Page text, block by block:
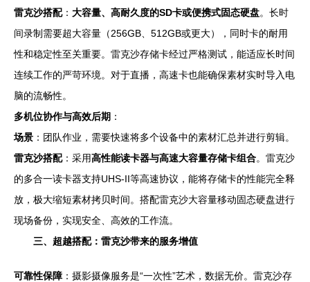
雷克沙搭配： 大容量、高耐久度的SD卡或便携式固态硬盘。长时
间录制需要超大容量（256GB、512GB或更大），同时卡的耐用
性和稳定性至关重要。雷克沙存储卡经过严格测试，能适应长时间
连续工作的严苛环境。对于直播，高速卡也能确保素材实时导入电
脑的流畅性。
多机位协作与高效后期 ：
场景 ：团队作业，需要快速将多个设备中的素材汇总并进行剪辑。
雷克沙搭配：采用高性能读卡器与高速大容量存储卡组合。雷克沙
的多合一读卡器支持UHS-II等高速协议，能将存储卡的性能完全释
放，极大缩短素材拷贝时间。搭配雷克沙大容量移动固态硬盘进行
现场备份，实现安全、高效的工作流。
三、超越搭配：雷克沙带来的服务增值
可靠性保障 ：摄影摄像服务是“一次性”艺术，数据无价。雷克沙存